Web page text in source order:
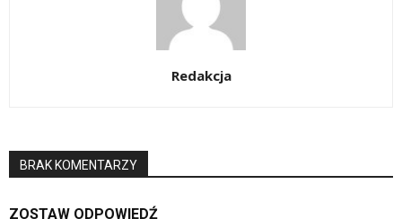
Redakcja
BRAK KOMENTARZY
ZOSTAW ODPOWIEDŹ